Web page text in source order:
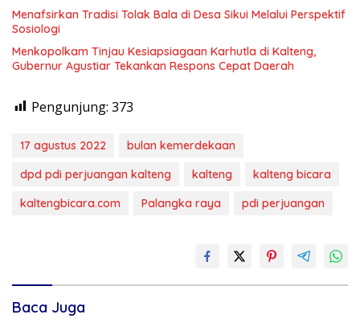
Menafsirkan Tradisi Tolak Bala di Desa Sikui Melalui Perspektif
Sosiologi
Menkopolkam Tinjau Kesiapsiagaan Karhutla di Kalteng,
Gubernur Agustiar Tekankan Respons Cepat Daerah
Pengunjung: 373
17 agustus 2022
bulan kemerdekaan
dpd pdi perjuangan kalteng
kalteng
kalteng bicara
kaltengbicara.com
Palangka raya pdi perjuangan
Baca Juga